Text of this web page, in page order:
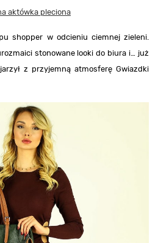
aktówka pleciona
shopper w odcieniu ciemnej zieleni.
stonowane looki do biura i… już
z przyjemną atmosferę Gwiazdki